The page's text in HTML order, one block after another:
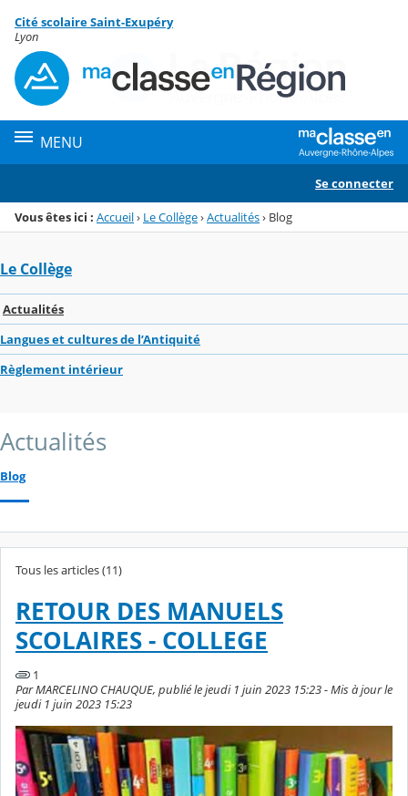
Menu de la rubrique
Contenu
Cité scolaire Saint-Exupéry
Lyon
MENU
Se connecter
Vous êtes ici : Accueil› Le Collège›Actualités› Blog
Le Collège
Actualités
Langues et cultures de l’Antiquité
Règlement intérieur
Actualités
Blog
Tous les articles (11)
RETOUR DES MANUELS
SCOLAIRES - COLLEGE
1
Par MARCELINO CHAUQUE, publié le jeudi 1 juin 2023 15:23 - Mis à jour le
jeudi 1 juin 2023 15:23